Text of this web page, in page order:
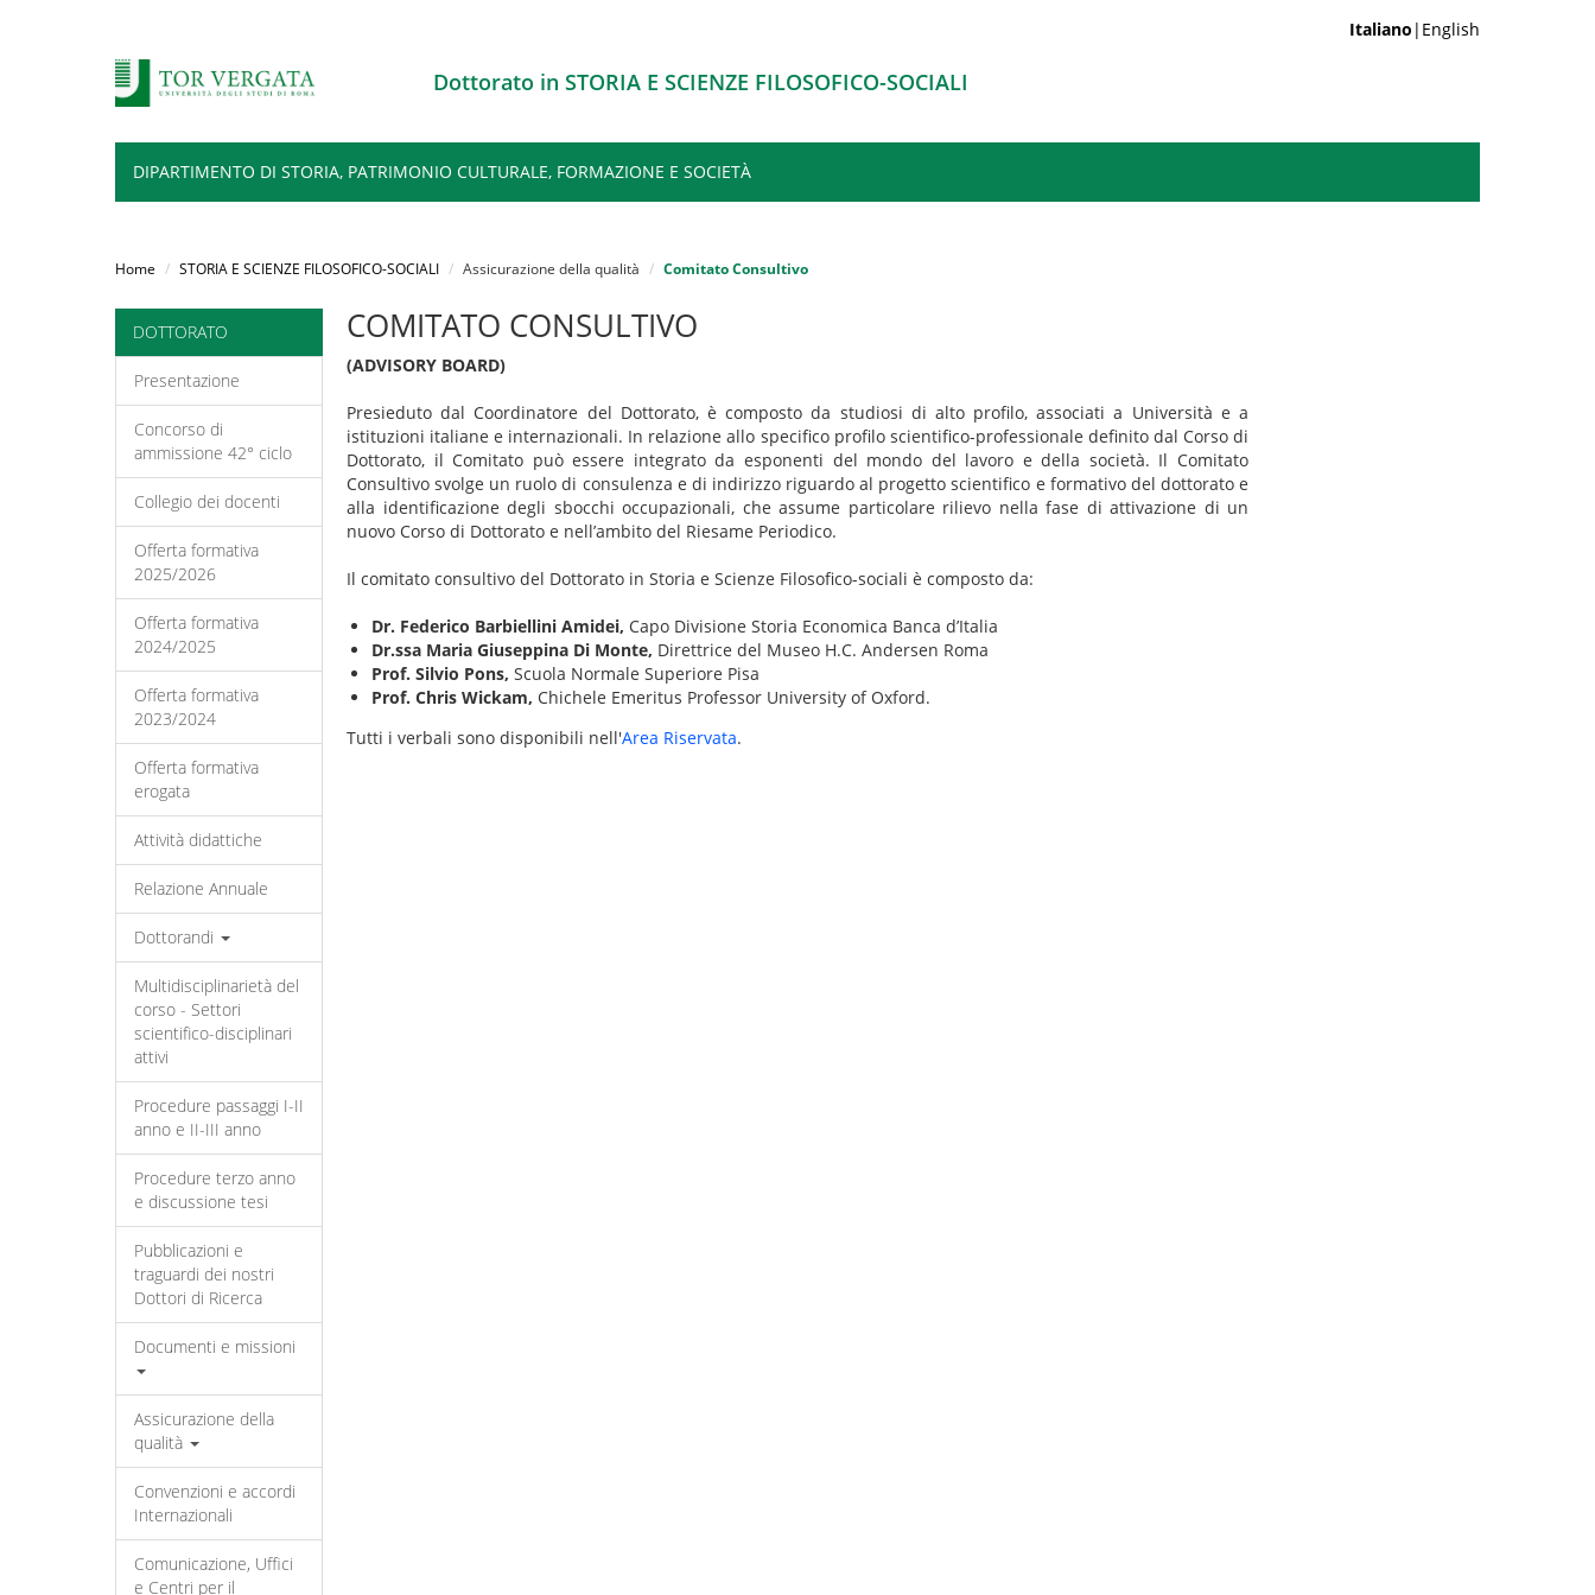
Italiano |English
Dottorato in STORIA E SCIENZE FILOSOFICO-SOCIALI
DIPARTIMENTO DI STORIA, PATRIMONIO CULTURALE, FORMAZIONE E SOCIETÀ
Home STORIA E SCIENZE FILOSOFICO-SOCIALI Assicurazione della qualità Comitato Consultivo
DOTTORATO
Presentazione
Concorso di
ammissione 42° ciclo
Collegio dei docenti
Offerta formativa
2025/2026
Offerta formativa
2024/2025
Offerta formativa
2023/2024
Offerta formativa
erogata
Attività didattiche
Relazione Annuale
Dottorandi
Multidisciplinarietà del
corso - Settori
scientifico-disciplinari
attivi
Procedure passaggi I-II
anno e II-III anno
Procedure terzo anno
e discussione tesi
Pubblicazioni e
traguardi dei nostri
Dottori di Ricerca
Documenti e missioni
Assicurazione della
qualità
Convenzioni e accordi
Internazionali
Comunicazione, Uffici
e Centri per il
COMITATO CONSULTIVO
(ADVISORY BOARD)
Presieduto dal Coordinatore del Dottorato, è composto da studiosi di alto profilo, associati a Università e a
istituzioni italiane e internazionali. In relazione allo specifico profilo scientifico-professionale definito dal Corso di
Dottorato, il Comitato può essere integrato da esponenti del mondo del lavoro e della società. Il Comitato
Consultivo svolge un ruolo di consulenza e di indirizzo riguardo al progetto scientifico e formativo del dottorato e
alla identificazione degli sbocchi occupazionali, che assume particolare rilievo nella fase di attivazione di un
nuovo Corso di Dottorato e nell’ambito del Riesame Periodico.
Il comitato consultivo del Dottorato in Storia e Scienze Filosofico-sociali è composto da:
Dr. Federico Barbiellini Amidei, Capo Divisione Storia Economica Banca d’Italia
Dr.ssa Maria Giuseppina Di Monte, Direttrice del Museo H.C. Andersen Roma
Prof. Silvio Pons, Scuola Normale Superiore Pisa
Prof. Chris Wickam, Chichele Emeritus Professor University of Oxford.
Tutti i verbali sono disponibili nell'Area Riservata.